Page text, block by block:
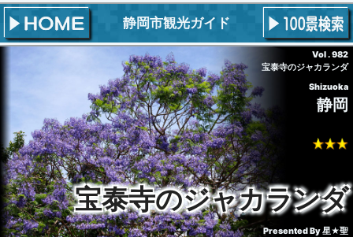
静岡市観光ガイド
Vol . 982
宝泰寺のジャカランダ
Shizuoka
静岡
宝泰寺のジャカランダ
Presented By星★聖